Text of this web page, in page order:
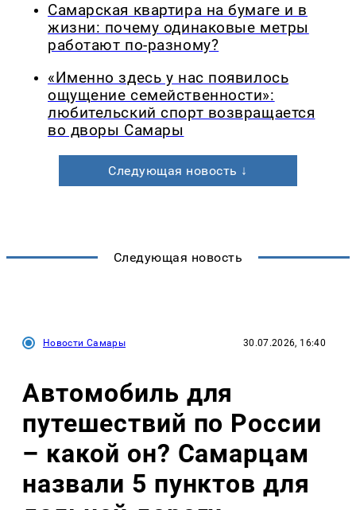
Самарская квартира на бумаге и в
жизни: почему одинаковые метры
работают по-разному?
«Именно здесь у нас появилось
ощущение семейственности»:
любительский спорт возвращается
во дворы Самары
Следующая новость ↓
Следующая новость
Новости Самары 30.07.2026, 16:40
Автомобиль для
путешествий по России
– какой он? Самарцам
назвали 5 пунктов для